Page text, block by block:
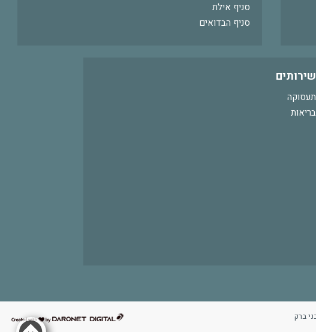
סניף אילת
סניף הבדואים
שירותים
תעסוקה
בריאות